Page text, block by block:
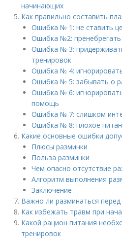
начинающих
Как правильно составить
Ошибка № 1: не ставить
Ошибка №2: пренебрегать
Ошибка № 3:
тренировок
Ошибка № 4:
Ошибка № 5: забывать о
Ошибка № 6:
помощь
Ошибка № 7: слишком
Ошибка № 8: плохое
Какие основные ошибки
Плюсы разминки
Польза разминки
Чем опасно отсутствие
Алгоритм выполнения
Заключение
Важно ли разминаться
Как избежать травм при
Какой рацион питания
тренировок